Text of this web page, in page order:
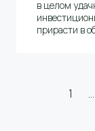
в целом
прирасти в
бумаги.1 ...